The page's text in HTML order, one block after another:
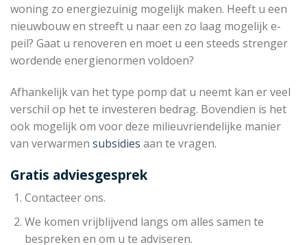
woning zo energiezuinig mogelijk maken. Heeft u een
nieuwbouw en streeft u naar een zo laag mogelijk e-
peil? Gaat u renoveren en moet u een steeds strenger
wordende energienormen voldoen?
Afhankelijk van het type pomp dat u neemt kan er veel
verschil op het te investeren bedrag. Bovendien is het
ook mogelijk om voor deze milieuvriendelijke manier
van verwarmen subsidies aan te vragen.
Gratis adviesgesprek
Contacteer ons.
We komen vrijblijvend langs om alles samen te
bespreken en om u te adviseren.